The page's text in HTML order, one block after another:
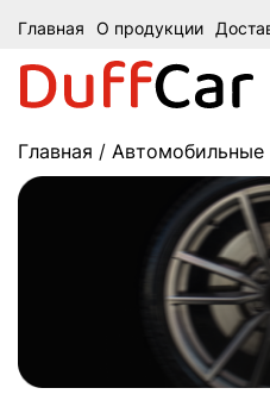
Главная О продукции
Главная /